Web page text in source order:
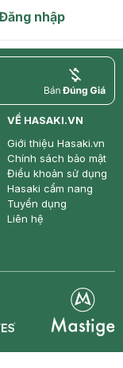
nhập
price
VỀ HASAKI.VN
Giới thiệu Hasaki.vn
Chính sách bảo mật
Điều khoản sử dụng
Hasaki cẩm nang
Tuyển dụng
Liên hệ